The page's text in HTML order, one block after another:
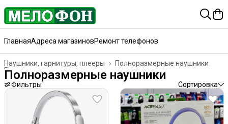
ГлавнаяАдреса магазиновРемонт телефонов
Полноразмерные наушники
Наушники, гарнитуры, плееры
›
Главная
Полноразмерные наушники
Фильтры Сортировка